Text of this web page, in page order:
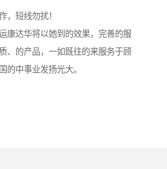
，短线勿扰！
康达华将以她到的效果，完善的服
、的产品，一如既往的来服务于顾
的中事业发扬光大。